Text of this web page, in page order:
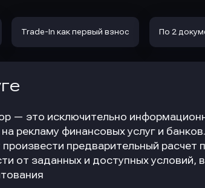
Trade-In как первый взнос По 2
— это исключительно
рекламу финансовых услуг и
произвести предварительный расчет
от заданных и доступных условий,